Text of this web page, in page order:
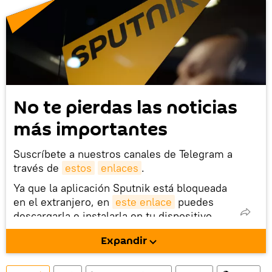
No te pierdas las noticias
más importantes
Suscríbete a nuestros canales de Telegram a
través de estos enlaces .
Ya que la aplicación Sputnik está bloqueada
en el extranjero, en este enlace puedes
descargarla e instalarla en tu dispositivo
móvil (¡solo para Android!).
También tenemos una cuenta en la red
social rusa VK .
Expandir